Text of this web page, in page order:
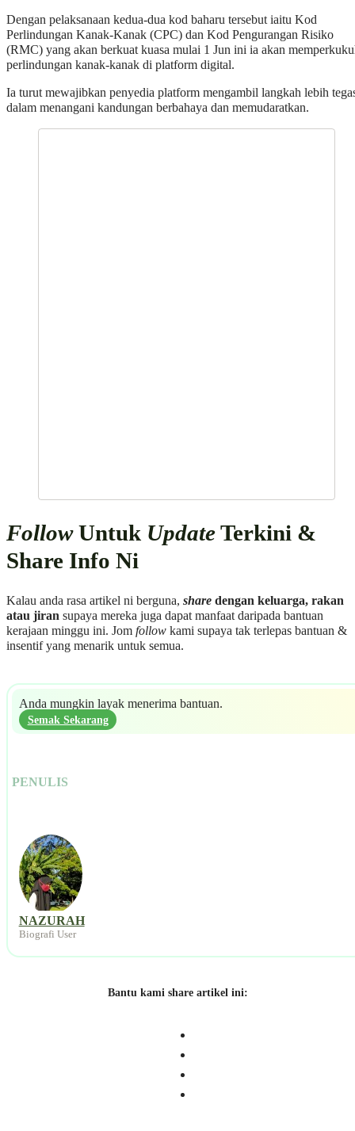
Dengan pelaksanaan kedua-dua kod baharu tersebut iaitu Kod
Perlindungan Kanak-Kanak (CPC) dan Kod Pengurangan Risiko
(RMC) yang akan berkuat kuasa mulai 1 Jun ini ia akan
perlindungan kanak-kanak di platform digital.
Ia turut mewajibkan penyedia platform mengambil langkah lebih
dalam menangani kandungan berbahaya dan memudaratkan.
FollowUntuk UpdateTerkini &
Share Info Ni
Kalau anda rasa artikel ni berguna, share dengan keluarga, rakan
atau jiran supaya mereka juga dapat manfaat daripada bantuan
kerajaan minggu ini. Jom follow kami supaya tak terlepas bantuan &
insentif yang menarik untuk semua.
Anda mungkin layak menerima bantuan.
Semak Sekarang
PENULIS
NAZURAH
Biografi User
Bantu kami share artikel ini: